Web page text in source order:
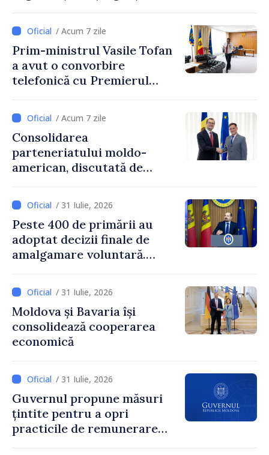
Moldova
/ Acum 7 zile
Prim-ministrul Vasile Tofan
a avut o convorbire
telefonică cu Premierul
/ Acum 7 zile
Consolidarea
parteneriatului moldo-
american, discutată de
și însărcinatul cu afaceri al
SUA, Nick Pietrowicz
/ 31 Iulie, 2026
Peste 400 de primării au
adoptat decizii finale de
amalgamare voluntară.
Guvernului, Alexei Buzu:
„85,5% dintre primării au
inițiat procesul. Le
mulțumim aleșilor locali
pentru că au pus pe primul
dezvoltar
/ 31 Iulie, 2026
Moldova și Bavaria își
consolidează cooperarea
economică
/ 31 Iulie, 2026
Guvernul propune măsuri
țintite pentru a opri
practicile de remunerare